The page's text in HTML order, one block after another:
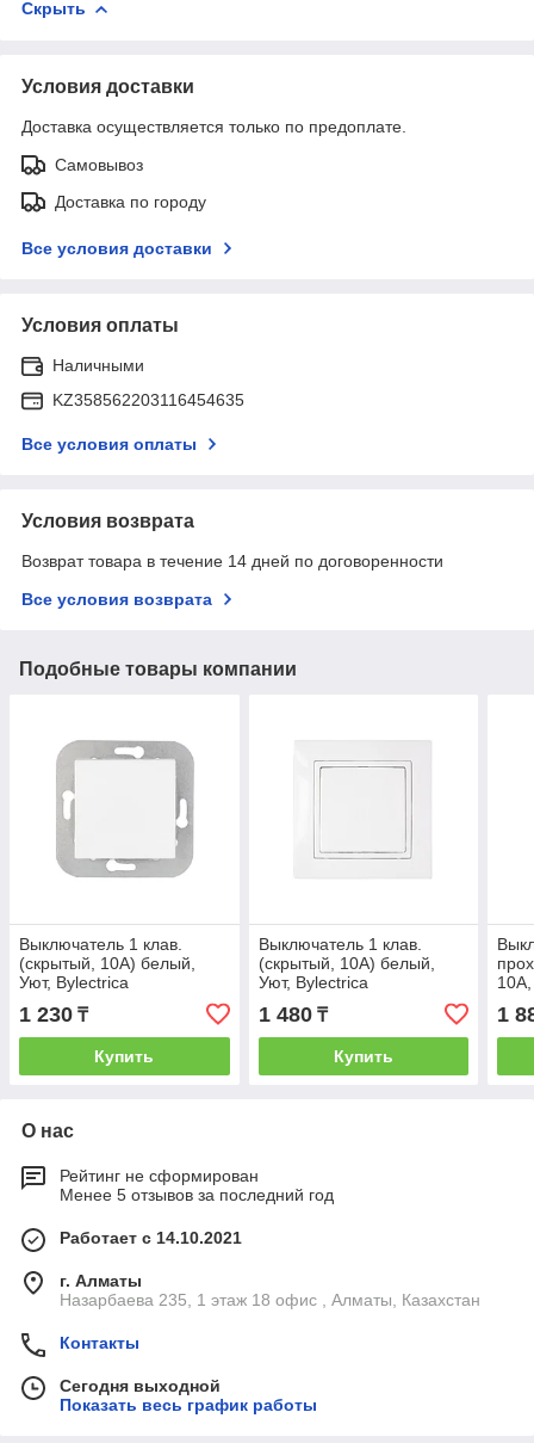
Скрыть
Условия доставки
Доставка осуществляется только по предоплате.
Самовывоз
Доставка по городу
Все условия доставки
Условия оплаты
Наличными
KZ358562203116454635
Все условия оплаты
Условия возврата
Возврат товара в течение 14 дней по договоренности
Все условия возврата
Подобные товары компании
Выключатель 1 клав.
(cкрытый, 10А) белый,
Уют, Bylectrica
1 230 ₸
Купить
Выключатель 1 клав.
(cкрытый, 10А) белый,
Уют, Bylectrica
1 480₸
Купить
1
О нас
Рейтинг не сформирован
Менее 5 отзывов за последний год
Работает с 14.10.2021
г. Алматы
Назарбаева 235, 1 этаж 18 офис , Алматы, Казахстан
Контакты
Сегодня выходной
Показать весь график работы